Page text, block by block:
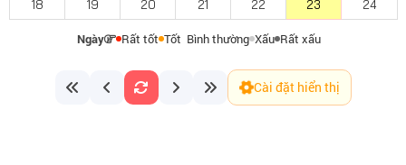
18 19 20 21 22 23 24
Ngày Rất tốt Tốt Bình thường Xấu Rất xấu
Cài đặt hiển thị